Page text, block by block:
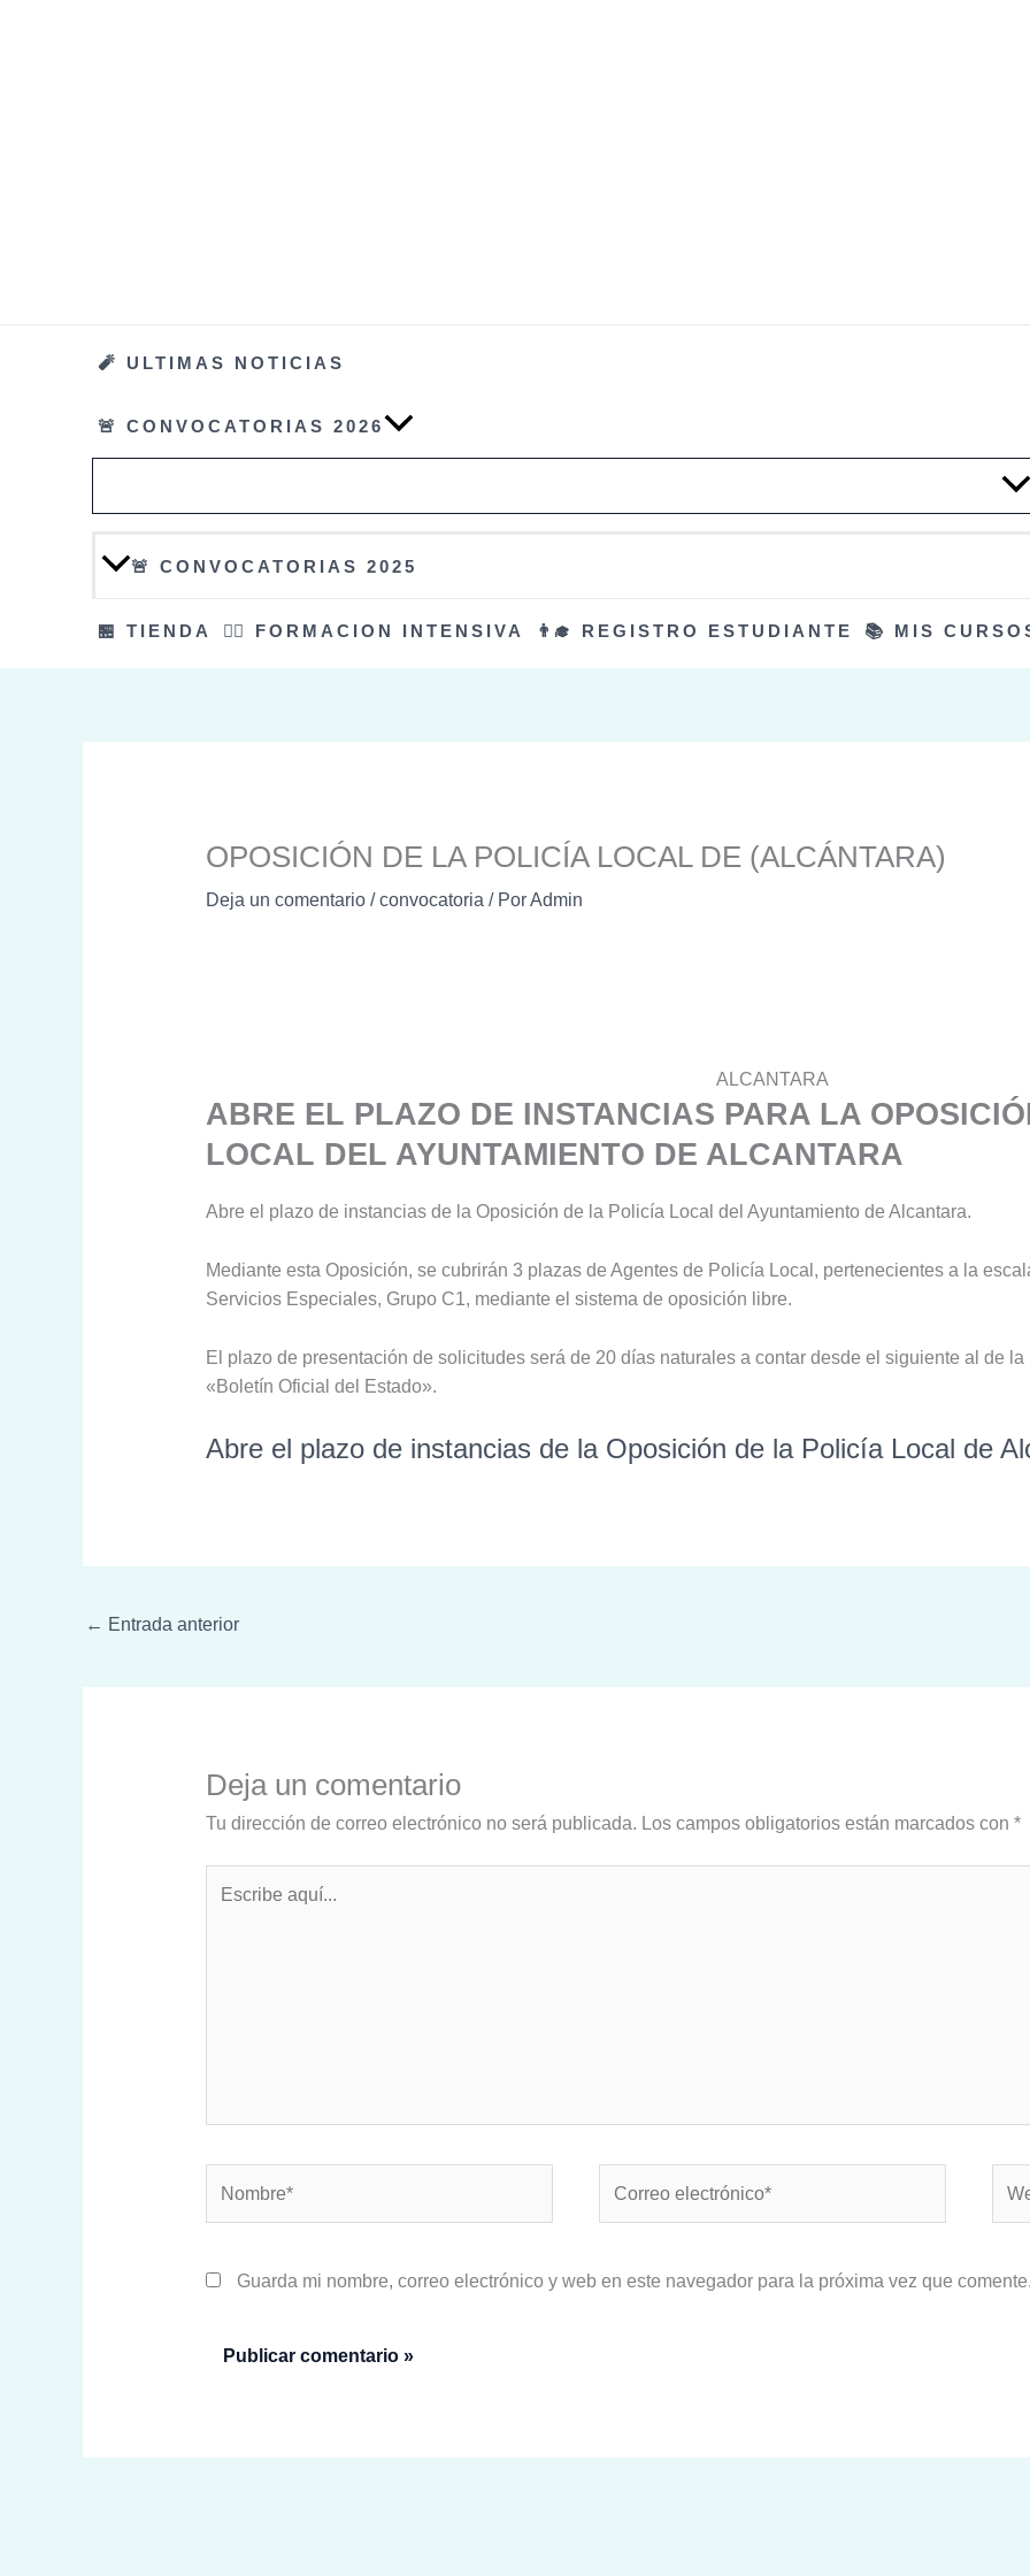
🧨 ULTIMAS NOTICIAS
🚨 CONVOCATORIAS 2026
🚨 CONVOCATORIAS 2025
🏪 TIENDA 👮‍♀️ FORMACION INTENSIVA 👨‍🎓 REGISTRO ESTUDIANTE 📚 MIS
OPOSICIÓN DE LA POLICÍA LOCAL DE (ALCÁNTARA)
Deja un comentario / convocatoria/ PorAdmin
ALCANTARA
ABRE EL PLAZO DE INSTANCIAS PARA LA
LOCAL DEL AYUNTAMIENTO DE ALCANTARA
Abre el plazo de instancias de la Oposición de la Policía Local del Ayuntamiento de Alcantara.
Mediante esta Oposición, se cubrirán 3 plazas de Agentes de Policía Local, pertenecientes a la
Servicios Especiales, Grupo C1, mediante el sistema de oposición libre.
El plazo de presentación de solicitudes será de 20 días naturales a contar desde el siguiente al de
«Boletín Oficial del Estado».
Abre el plazo de instancias de la Oposición de la Policía Local de
← Entrada anterior
Deja un comentario
Tu dirección de correo electrónico no será publicada. Los campos obligatorios están marcados con *
aquí...
electrónico*
Guarda mi nombre, correo electrónico y web en este navegador para la próxima vez que